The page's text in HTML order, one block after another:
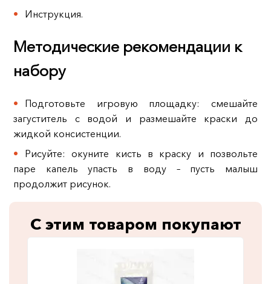
Инструкция.
Методические рекомендации к
набору
Подготовьте игровую площадку: смешайте
загуститель с водой и размешайте краски до
жидкой консистенции.
Рисуйте: окуните кисть в краску и позвольте
паре капель упасть в воду – пусть малыш
продолжит рисунок.
С этим товаром покупают